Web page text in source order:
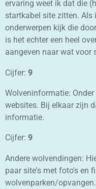
ervaring weet ik dat die
startkabel site zitten. Als
onderwerpen kijk die
is het echter een heel
aangeven naar wat voor
Cijfer: 9
Wolveninformatie:
websites. Bij elkaar zijn
informatie.
Cijfer: 9
Andere wolvendingen:
paar site's met foto's en
wolvenparken/